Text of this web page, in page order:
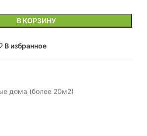
В КОРЗИНУ
В избранное
дома (более 20м2)